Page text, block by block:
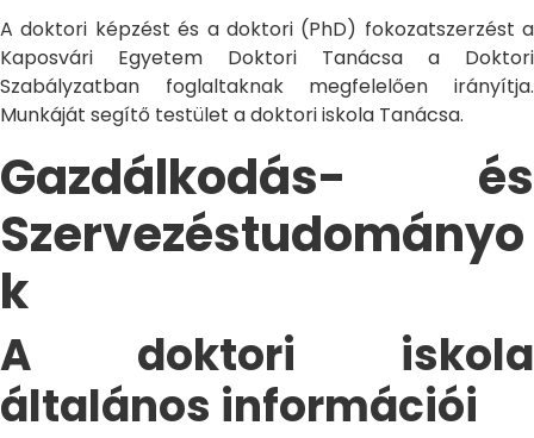
A doktori képzést és a doktori (PhD) fokozatszerzést a
Kaposvári Egyetem Doktori Tanácsa a Doktori
Szabályzatban foglaltaknak megfelelően irányítja.
Munkáját segítő testület a doktori iskola Tanácsa.
Gazdálkodás- és
Szervezéstudományo
k
A doktori iskola
általános információi